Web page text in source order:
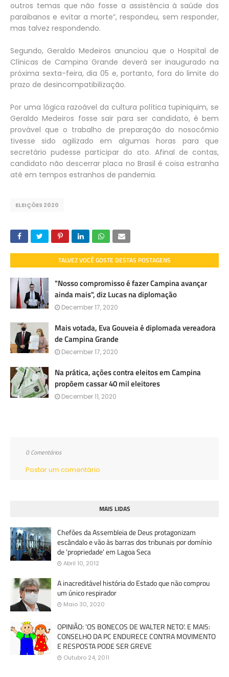
outros temas que não fosse a assistência à saúde dos
paraibanos e evitar a morte”, respondeu, sem responder,
mas talvez respondendo.
Segundo, Geraldo Medeiros anunciou que o Hospital de
Clínicas de Campina Grande deverá ser inaugurado na
próxima sexta-feira, dia 05 e, portanto, fora do limite do
prazo de desincompatibilização.
Por uma lógica razoável da cultura política tupiniquim, se
Geraldo Medeiros fosse sair para ser candidato, é bem
provável que o trabalho de preparação do nosocômio
tivesse sido agilizado em algumas horas para que
secretário pudesse participar do ato. Afinal de contas,
candidato não descerrar placa no Brasil é coisa estranha
até em tempos estranhos de pandemia.
ELEIÇÕES 2020
TALVEZ VOCÊ GOSTE DESTAS POSTAGENS
"Nosso compromisso é fazer Campina avançar
ainda mais", diz Lucas na diplomação
December 17, 2020
Mais votada, Eva Gouveia é diplomada vereadora
de Campina Grande
December 17, 2020
Na prática, ações contra eleitos em Campina
propõem cassar 40 mil eleitores
December 11, 2020
0 Comentários
Postar um comentário
MAIS LIDAS
Chefões da Assembleia de Deus protagonizam
escândalo e vão às barras dos tribunais por domínio
de 'propriedade' em Lagoa Seca
Abril 10, 2012
A inacreditável história do Estado que não comprou
um único respirador
Maio 30, 2020
OPINIÃO: 'OS BONECOS DE WALTER NETO'. E MAIS:
CONSELHO DA PC ENDURECE CONTRA MOVIMENTO
E RESPOSTA PODE SER GREVE
Outubro 24, 2011